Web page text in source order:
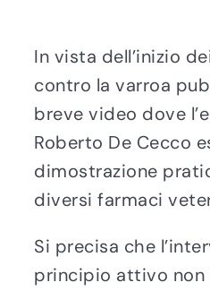
In vista dell’inizio
contro la varroa
breve video dove
Roberto De Cecco
dimostrazione
diversi farmaci
Si precisa che
principio attivo non